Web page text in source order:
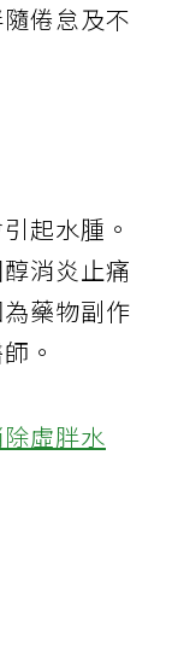
倦怠及不
起水腫。
消炎止痛
藥物副作
。
虛胖水